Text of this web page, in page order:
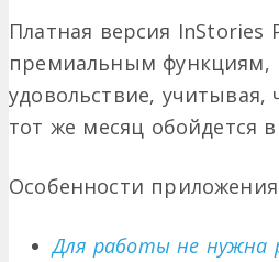
Платная версия
премиальным функциям,
удовольствие,
тот же месяц обойдется
Особенности
Для работы не нужна